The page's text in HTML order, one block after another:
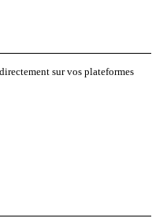
sur vos plateformes